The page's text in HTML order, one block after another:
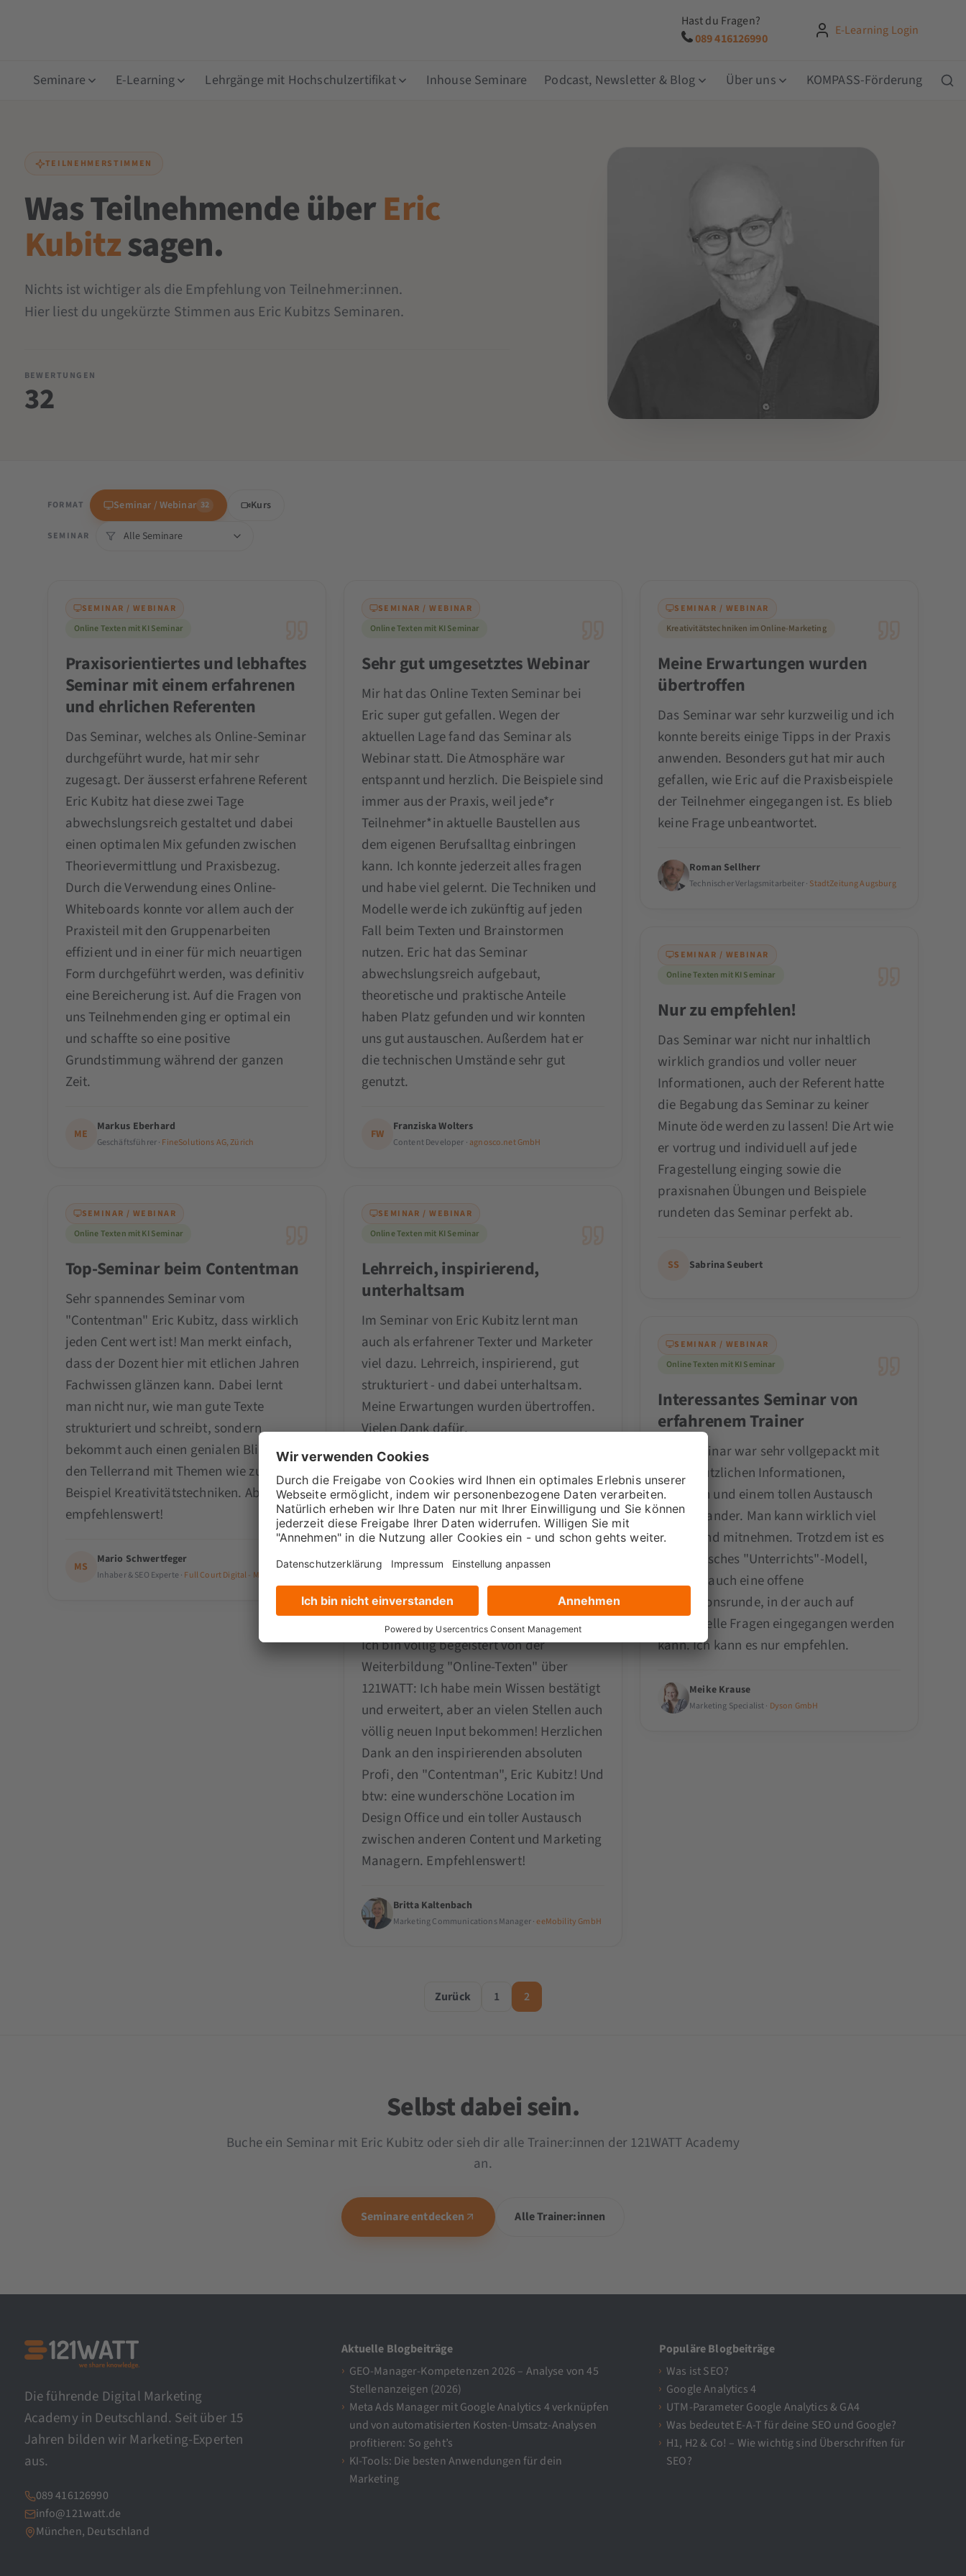
Hast du Fragen?
089 416126990
E-Learning Login
Seminare E-Learning Lehrgänge mit Hochschulzertifikat Inhouse Seminare Podcast, Newsletter & Blog Über uns KOMPASS-Förderung
TEILNEHMERSTIMMEN
Was Teilnehmende überEric
Kubitzsagen.
Nichts ist wichtiger als die Empfehlung von Teilnehmer:innen.
Hier liest du ungekürzte Stimmen aus Eric Kubitzs Seminaren.
BEWERTUNGEN
32
FORMAT Seminar / Webinar 32 Kurs
SEMINAR
SEMINAR / WEBINAR
Online Texten mit KI Seminar
Praxisorientiertes und lebhaftes
Seminar mit einem erfahrenen
und ehrlichen Referenten
Das Seminar, welches als Online-Seminar
durchgeführt wurde, hat mir sehr
zugesagt. Der äusserst erfahrene Referent
Eric Kubitz hat diese zwei Tage
abwechslungsreich gestaltet und dabei
einen optimalen Mix gefunden zwischen
Theorievermittlung und Praxisbezug.
Durch die Verwendung eines Online-
Whiteboards konnte vor allem auch der
Praxisteil mit den Gruppenarbeiten
effizient und in einer für mich neuartigen
Form durchgeführt werden, was definitiv
eine Bereicherung ist. Auf die Fragen von
uns Teilnehmenden ging er optimal ein
und schaffte so eine positive
Grundstimmung während der ganzen
Zeit.
ME
Markus Eberhard
Geschäftsführer · FineSolutions AG, Zürich
SEMINAR / WEBINAR
Online Texten mit KI Seminar
Top-Seminar beim Contentman
Sehr spannendes Seminar vom
"Contentman" Eric Kubitz, dass wirklich
jeden Cent wert ist! Man merkt einfach,
dass der Dozent hier mit etlichen Jahren
Fachwissen glänzen kann. Dabei lernt
man nicht nur, wie man gute Texte
strukturiert und schreibt, sondern
bekommt auch einen genialen Blick über
den Tellerrand mit Themen wie zum
Beispiel Kreativitätstechniken. Absolut
empfehlenswert!
MS
Mario Schwertfeger
Inhaber & SEO Experte · Full Court Digital - Mario Schwertfeger
SEMINAR / WEBINAR
Online Texten mit KI Seminar
Sehr gut umgesetztes Webinar
Mir hat das Online Texten Seminar bei
Eric super gut gefallen. Wegen der
aktuellen Lage fand das Seminar als
Webinar statt. Die Atmosphäre war
entspannt und herzlich. Die Beispiele sind
immer aus der Praxis, weil jede*r
Teilnehmer*in aktuelle Baustellen aus
dem eigenen Berufsalltag einbringen
kann. Ich konnte jederzeit alles fragen
und habe viel gelernt. Die Techniken und
Modelle werde ich zukünftig auf jeden
Fall beim Texten und Brainstormen
nutzen. Eric hat das Seminar
abwechslungsreich aufgebaut,
theoretische und praktische Anteile
haben Platz gefunden und wir konnten
uns gut austauschen. Außerdem hat er
die technischen Umstände sehr gut
genutzt.
FW
Franziska Wolters
Content Developer ·agnosco.net GmbH
SEMINAR / WEBINAR
Online Texten mit KI Seminar
Lehrreich, inspirierend,
unterhaltsam
Im Seminar von Eric Kubitz lernt man
auch als erfahrener Texter und Marketer
viel dazu. Lehrreich, inspirierend, gut
strukturiert - und dabei unterhaltsam.
Meine Erwartungen wurden übertroffen.
Vielen Dank dafür.
NE
Nelly Eliasberg
Senior Strategic Agent ·New Communication GmbH & Co. KG
SEMINAR / WEBINAR
Absolut empfehlenswert!
Ich bin völlig begeistert von der
Weiterbildung "Online-Texten" über
121WATT: Ich habe mein Wissen bestätigt
und erweitert, aber an vielen Stellen auch
völlig neuen Input bekommen! Herzlichen
Dank an den inspirierenden absoluten
Profi, den "Contentman", Eric Kubitz! Und
btw: eine wunderschöne Location im
Design Office und ein toller Austausch
zwischen anderen Content und Marketing
Managern. Empfehlenswert!
Britta Kaltenbach
Marketing Communications Manager ·eeMobility GmbH
SEMINAR / WEBINAR
Kreativitätstechniken im Online-Marketing
Meine Erwartungen wurden
übertroffen
Das Seminar war sehr kurzweilig und ich
konnte bereits einige Tipps in der Praxis
anwenden. Besonders gut hat mir auch
gefallen, wie Eric auf die Praxisbeispiele
der Teilnehmer eingegangen ist. Es blieb
keine Frage unbeantwortet.
Roman Sellherr
Technischer Verlagsmitarbeiter · StadtZeitung Augsburg
SEMINAR / WEBINAR
Online Texten mit KI Seminar
Nur zu empfehlen!
Das Seminar war nicht nur inhaltlich
wirklich grandios und voller neuer
Informationen, auch der Referent hatte
die Begabung das Seminar zu keiner
Minute öde werden zu lassen! Die Art wie
er vortrug und individuell auf jede
Fragestellung einging sowie die
praxisnahen Übungen und Beispiele
rundeten das Seminar perfekt ab.
SS Sabrina Seubert
SEMINAR / WEBINAR
Online Texten mit KI Seminar
Interessantes Seminar von
erfahrenem Trainer
Das Seminar war sehr vollgepackt mit
vielen nützlichen Informationen,
Übungen und einem tollen Austausch
untereinander. Man kann wirklich viel
lernen und mitnehmen. Trotzdem ist es
kein typisches "Unterrichts"-Modell,
sondern auch eine offene
Diskussionsrunde, in der auch auf
individuelle Fragen eingegangen werden
kann. Ich kann es nur empfehlen.
Meike Krause
Marketing Specialist · Dyson GmbH
Zurück 1 2
Selbst dabei sein.
Buche ein Seminar mit Eric Kubitz oder sieh dir alle Trainer:innen der 121WATT Academy
an.
Seminare entdecken Alle Trainer:innen
Die führende Digital Marketing
Academy in Deutschland. Seit über 15
Jahren bilden wir Marketing-Experten
aus.
089 416126990
info@121watt.de
München, Deutschland
Aktuelle Blogbeiträge
GEO-Manager-Kompetenzen 2026 – Analyse von 45
Stellenanzeigen (2026)
Meta Ads Manager mit Google Analytics 4 verknüpfen
und von automatisierten Kosten-Umsatz-Analysen
profitieren: So geht’s
KI-Tools: Die besten Anwendungen für dein
Marketing
Populäre Blogbeiträge
Was ist SEO?
Google Analytics 4
UTM-Parameter Google Analytics & GA4
Was bedeutet E-A-T für deine SEO und Google?
H1, H2 & Co! – Wie wichtig sind Überschriften für
SEO?